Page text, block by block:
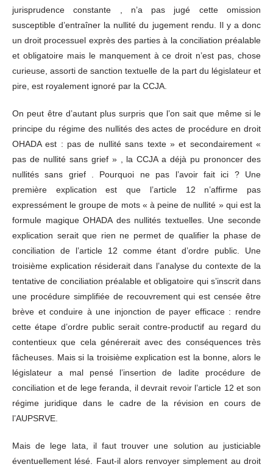
jurisprudence constante , n’a pas jugé cette omission
susceptible d’entraîner la nullité du jugement rendu. Il y a donc
un droit processuel exprès des parties à la conciliation préalable
et obligatoire mais le manquement à ce droit n’est pas, chose
curieuse, assorti de sanction textuelle de la part du législateur et
pire, est royalement ignoré par la CCJA.
On peut être d’autant plus surpris que l’on sait que même si le
principe du régime des nullités des actes de procédure en droit
OHADA est : pas de nullité sans texte » et secondairement «
pas de nullité sans grief » , la CCJA a déjà pu prononcer des
nullités sans grief . Pourquoi ne pas l’avoir fait ici ? Une
première explication est que l’article 12 n’affirme pas
expressément le groupe de mots « à peine de nullité » qui est la
formule magique OHADA des nullités textuelles. Une seconde
explication serait que rien ne permet de qualifier la phase de
conciliation de l’article 12 comme étant d’ordre public. Une
troisième explication résiderait dans l’analyse du contexte de la
tentative de conciliation préalable et obligatoire qui s’inscrit dans
une procédure simplifiée de recouvrement qui est censée être
brève et conduire à une injonction de payer efficace : rendre
cette étape d’ordre public serait contre-productif au regard du
contentieux que cela générerait avec des conséquences très
fâcheuses. Mais si la troisième explication est la bonne, alors le
législateur a mal pensé l’insertion de ladite procédure de
conciliation et de lege feranda, il devrait revoir l’article 12 et son
régime juridique dans le cadre de la révision en cours de
l’AUPSRVE.
Mais de lege lata, il faut trouver une solution au justiciable
éventuellement lésé. Faut-il alors renvoyer simplement au droit